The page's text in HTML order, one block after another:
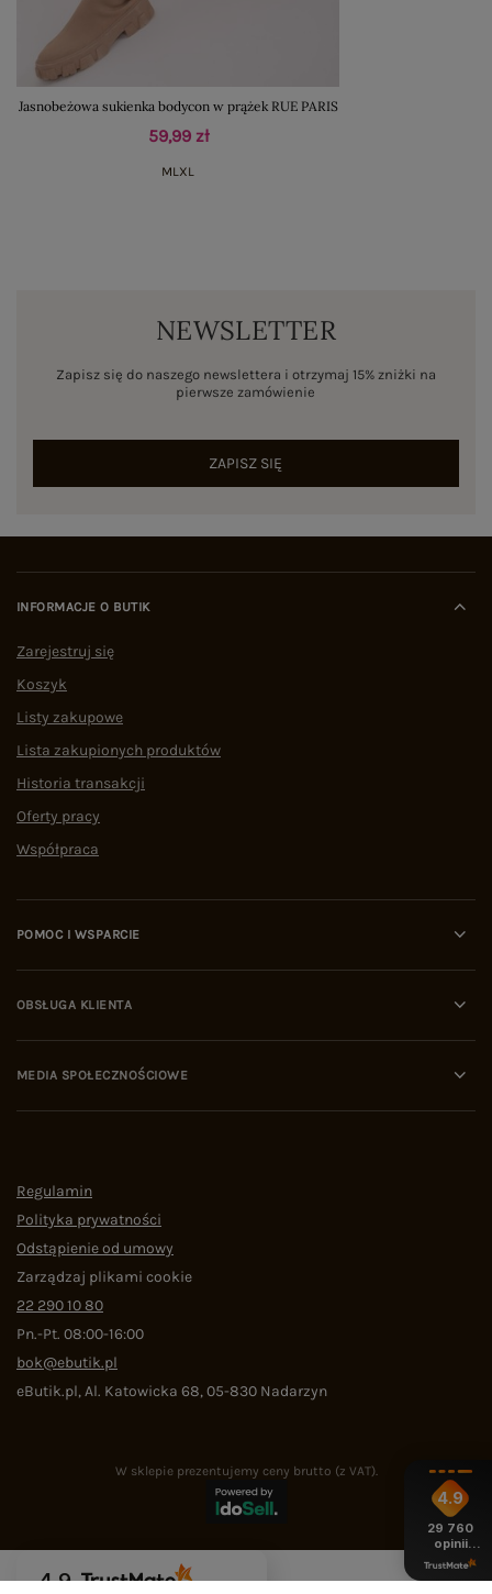
Jasnobeżowa sukienka bodycon w prążek RUE PARIS
59,99 zł
MLXL
NEWSLETTER
Zapisz się do naszego newslettera i otrzymaj 15% zniżki na
pierwsze zamówienie
ZAPISZ SIĘ
INFORMACJE O BUTIK
Zarejestruj się
Koszyk
Listy zakupowe
Lista zakupionych produktów
Historia transakcji
Oferty pracy
Współpraca
POMOC I WSPARCIE
OBSŁUGA KLIENTA
MEDIA SPOŁECZNOŚCIOWE
Regulamin
Polityka prywatności
Odstąpienie od umowy
Zarządzaj plikami cookie
22 290 10 80
Pn.-Pt. 08:00-16:00
bok@ebutik.pl
eButik.pl,Al. Katowicka 68,05-830 Nadarzyn
W sklepie prezentujemy ceny brutto (z VAT).
4.9
4.9
29 760
opinii
z całego